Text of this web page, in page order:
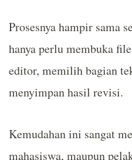
Prosesnya hampir sama
hanya perlu membuka
editor, memilih bagian
menyimpan hasil revisi.
Kemudahan ini sangat
mahasiswa, maupun